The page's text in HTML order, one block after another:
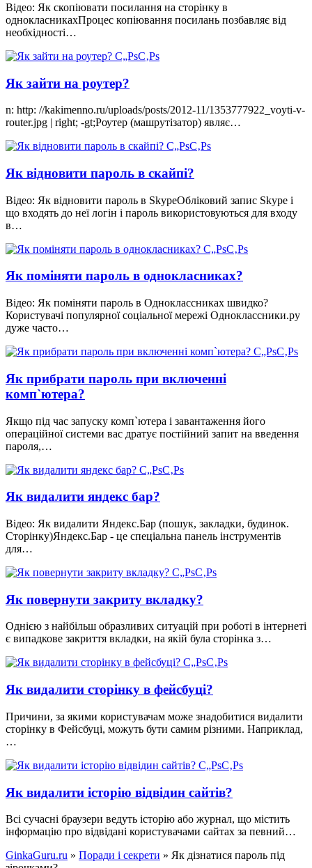
Відео: Як скопіювати посилання на сторінку в
однокласникахПроцес копіювання посилань позбавляє від
необхідності…
Як зайти на роутер?
n: http: //kakimenno.ru/uploads/posts/2012-11/1353777922_voyti-v-
router.jpg | right; -gt;Роутер (машрутізатор) являє…
Як відновити пароль в скайпі?
Відео: Як відновити пароль в SkypeОбліковий запис Skype і
що входять до неї логін і пароль використовуються для входу
в…
Як поміняти пароль в однокласниках?
Відео: Як поміняти пароль в Одноклассниках швидко?
Користувачі популярної соціальної мережі Одноклассники.ру
дуже часто…
Як прибрати пароль при включенні
комп`ютера?
Якщо під час запуску комп`ютера і завантаження його
операційної системи вас дратує постійний запит на введення
пароля,…
Як видалити яндекс бар?
Відео: Як видалити Яндекс.Бар (пошук, закладки, будинок.
Сторінку)Яндекс.Бар - це спеціальна панель інструментів
для…
Як повернути закриту вкладку?
Однією з найбільш образливих ситуацій при роботі в інтернеті
є випадкове закриття вкладки, на якій була сторінка з…
Як видалити сторінку в фейсбуці?
Причини, за якими користувачам може знадобитися видалити
сторінку в Фейсбуці, можуть бути самим різними. Наприклад,
…
Як видалити історію відвідин сайтів?
Всі сучасні браузери ведуть історію або журнал, що містить
інформацію про відвідані користувачами сайтах за певний…
GinkaGuru.ru » Поради і секрети » Як дізнатися пароль під